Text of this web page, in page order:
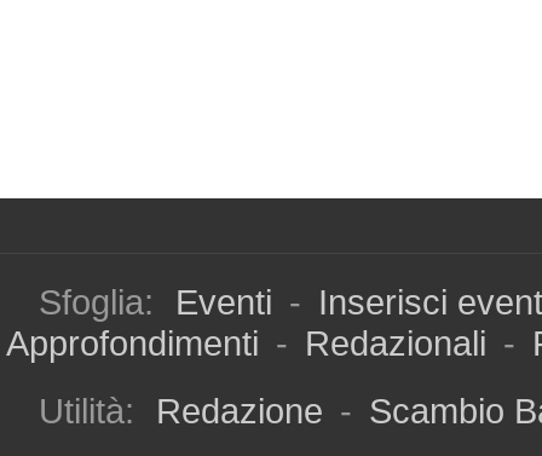
Sfoglia: Eventi - Inserisci
Approfondimenti - Redazionali -
Utilità:
Redazione - Scambio